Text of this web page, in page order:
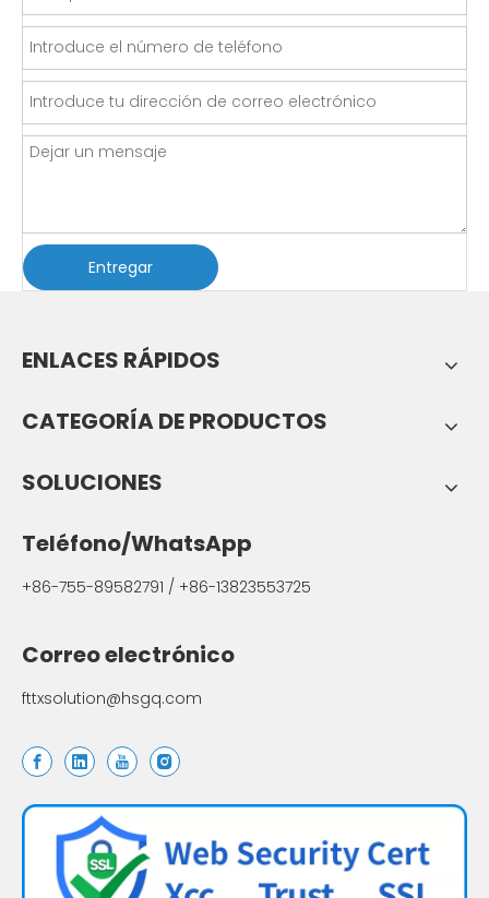
Entregar
ENLACES RÁPIDOS
CATEGORÍA DE PRODUCTOS
SOLUCIONES
Teléfono/WhatsApp
+86-755-89582791 / +86-13823553725
Correo electrónico
fttxsolution@hsgq.com